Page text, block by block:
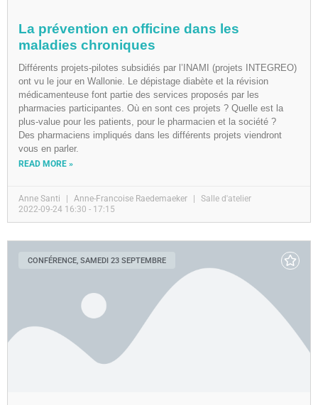
La prévention en officine dans les
maladies chroniques
Différents projets-pilotes subsidiés par l’INAMI (projets INTEGREO)
ont vu le jour en Wallonie. Le dépistage diabète et la révision
médicamenteuse font partie des services proposés par les
pharmacies participantes. Où en sont ces projets ? Quelle est la
plus-value pour les patients, pour le pharmacien et la société ?
Des pharmaciens impliqués dans les différents projets viendront
vous en parler.
READ MORE »
Anne Santi Anne-Francoise Raedemaeker
Salle d'atelier
2022-09-24 16:30 - 17:15
CONFÉRENCE, SAMEDI 23 SEPTEMBRE